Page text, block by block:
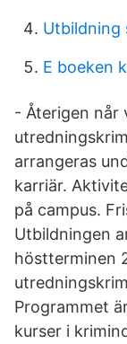
Utbildning
E boeken
- Återigen når
arrangeras
karriär.
på campus.
Utbildningen
höstterminen
Programmet
kurser i